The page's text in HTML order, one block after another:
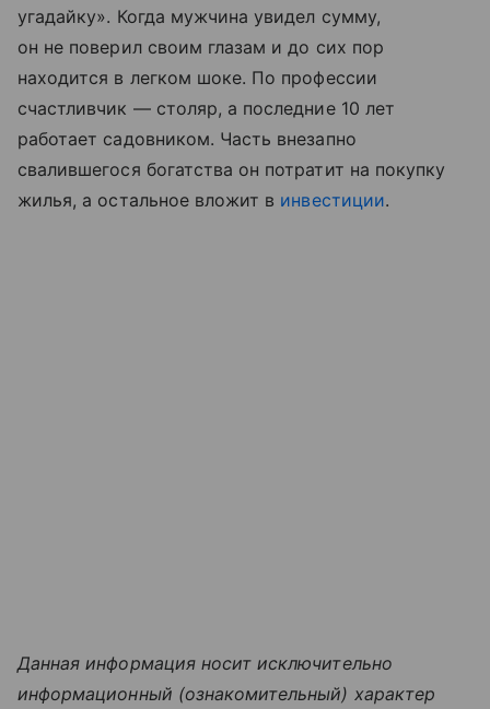
угадайку». Когда мужчина увидел сумму,
он не поверил своим глазам и до сих пор
находится в легком шоке. По профессии
счастливчик — столяр, а последние 10 лет
работает садовником. Часть внезапно
свалившегося богатства он потратит на покупку
жилья, а остальное вложит в инвестиции.
Данная информация носит исключительно
информационный (ознакомительный) характер